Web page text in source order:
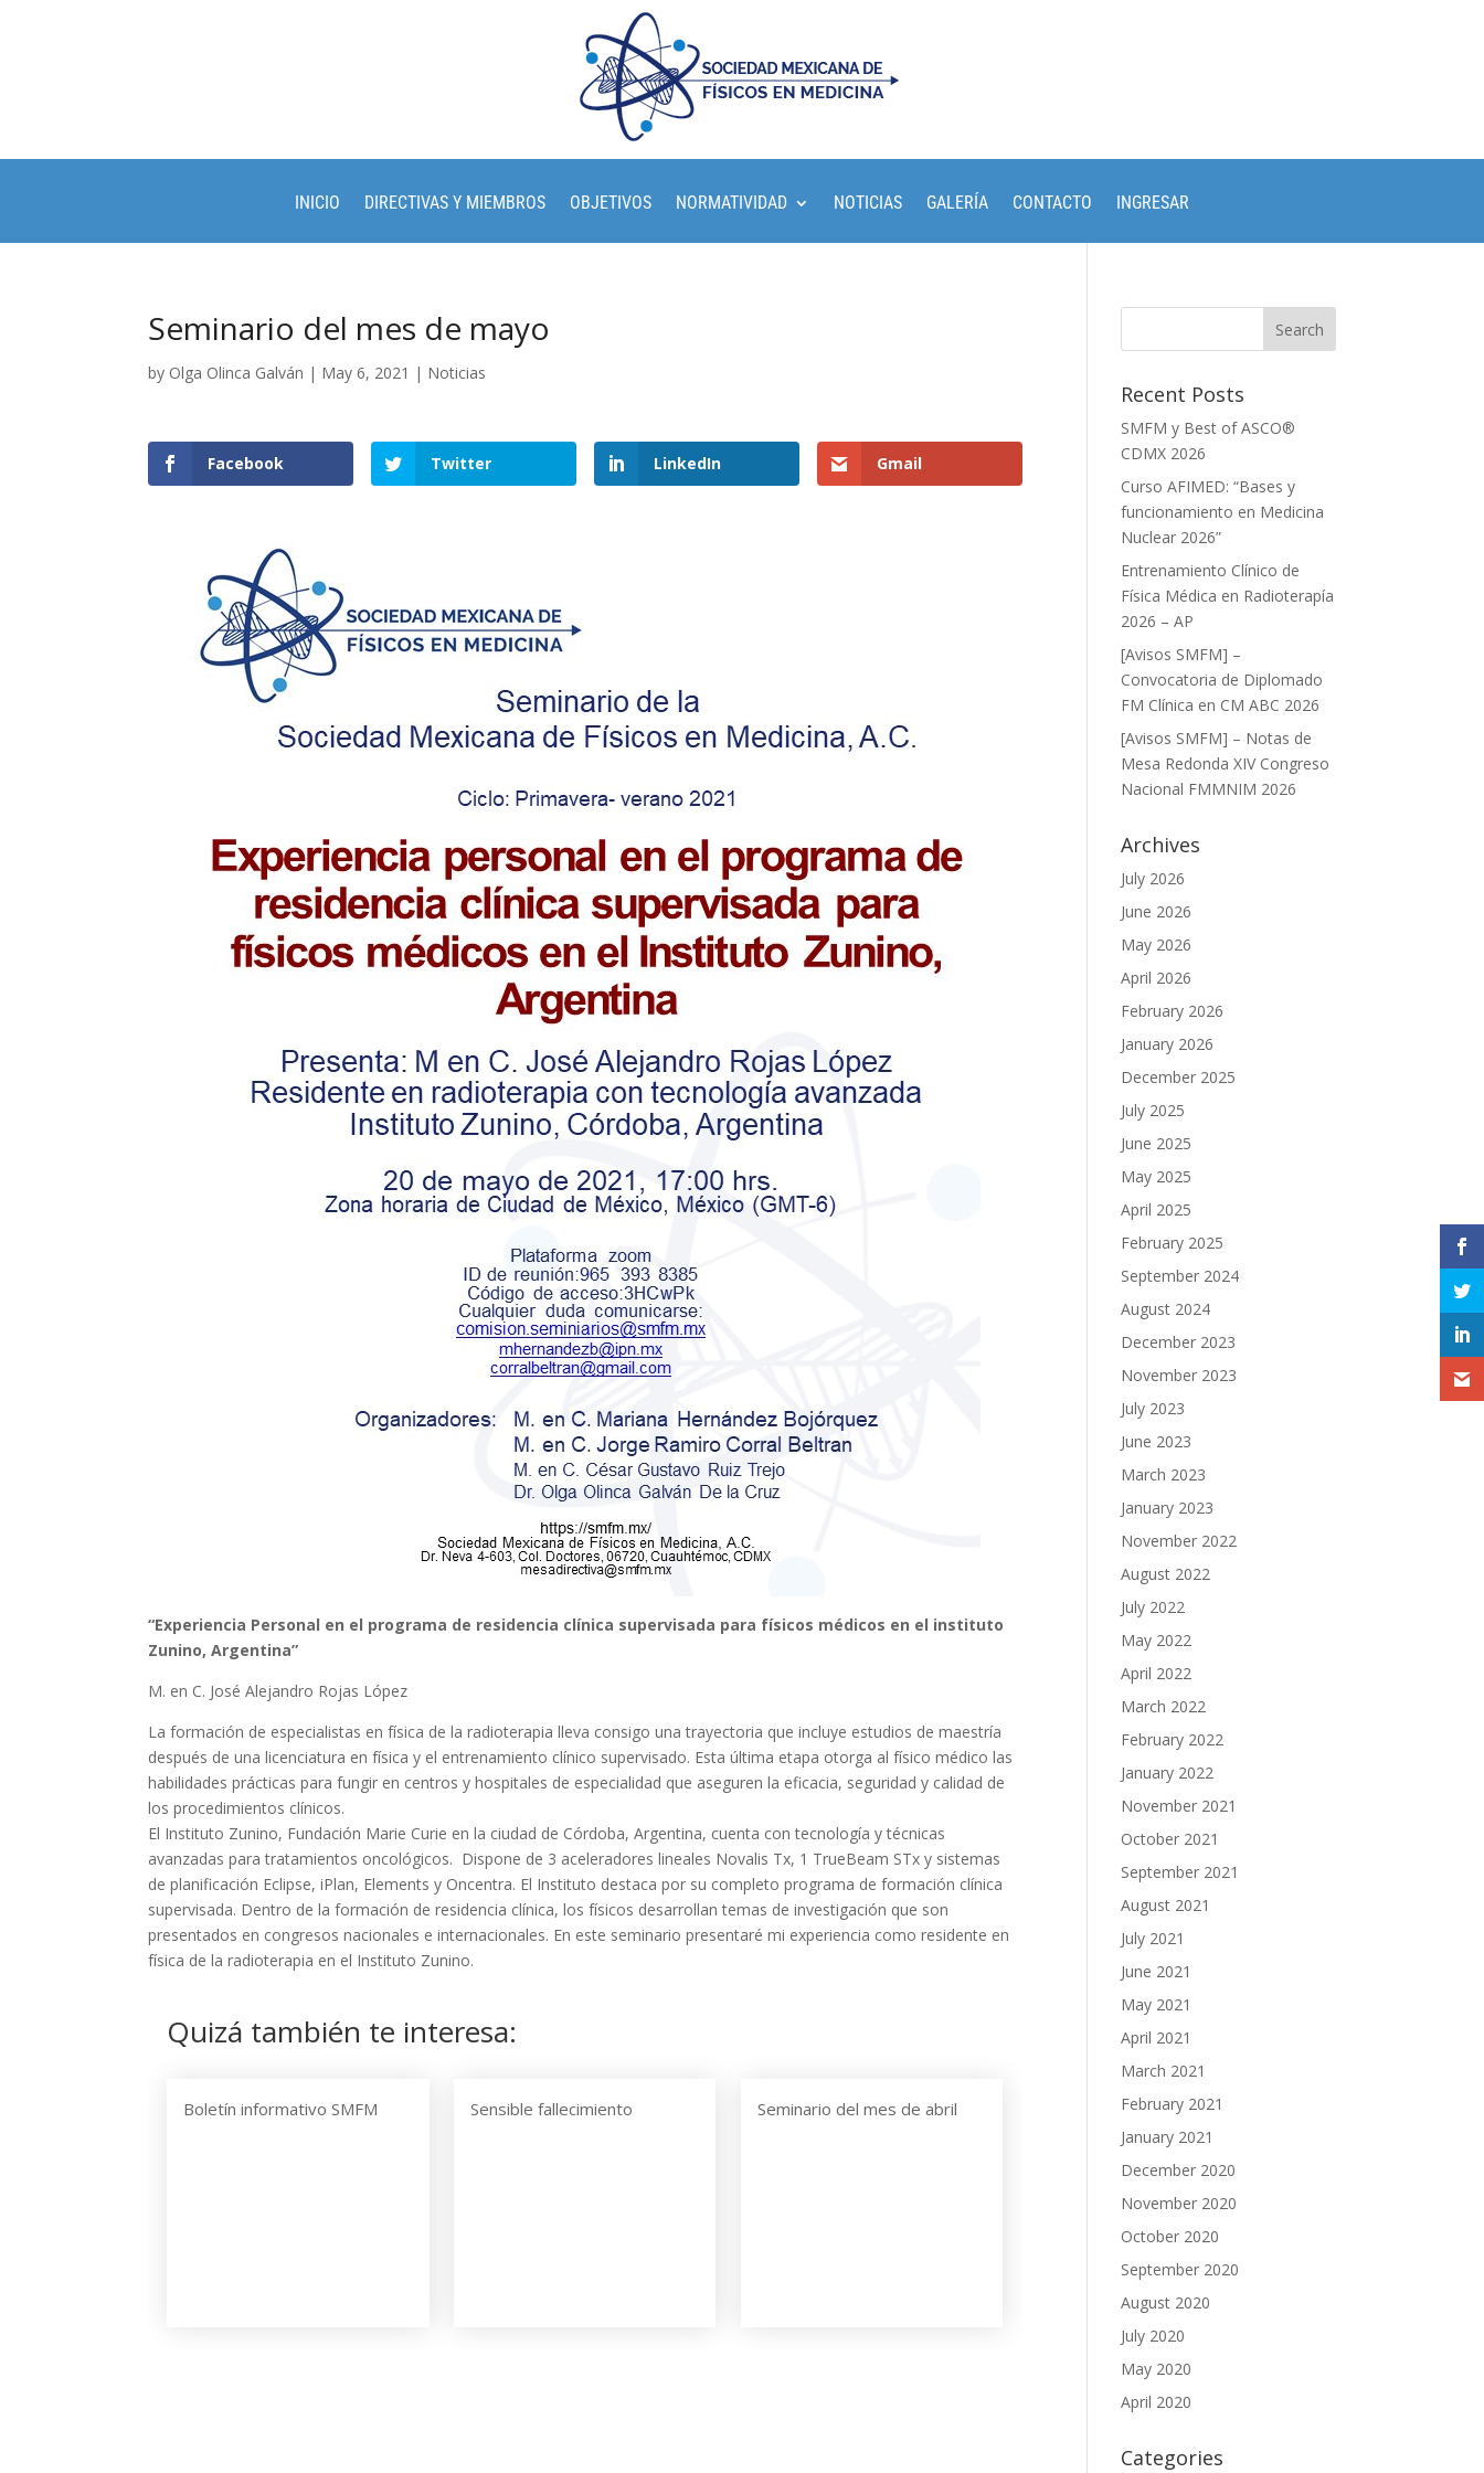
INICIO DIRECTIVAS Y MIEMBROS OBJETIVOS NORMATIVIDAD NOTICIAS GALERÍA CONTACTO INGRESAR
Seminario del mes de mayo
by Olga Olinca Galván | May 6, 2021 | Noticias
Facebook Twitter LinkedIn Gmail
“Experiencia Personal en el programa de residencia clínica supervisada para físicos médicos en el instituto
Zunino, Argentina”
M. en C. José Alejandro Rojas López
La formación de especialistas en física de la radioterapia lleva consigo una trayectoria que incluye estudios de maestría
después de una licenciatura en física y el entrenamiento clínico supervisado. Esta última etapa otorga al físico médico las
habilidades prácticas para fungir en centros y hospitales de especialidad que aseguren la eficacia, seguridad y calidad de
los procedimientos clínicos.
El Instituto Zunino, Fundación Marie Curie en la ciudad de Córdoba, Argentina, cuenta con tecnología y técnicas
avanzadas para tratamientos oncológicos. Dispone de 3 aceleradores lineales Novalis Tx, 1 TrueBeam STx y sistemas
de planificación Eclipse, iPlan, Elements y Oncentra. El Instituto destaca por su completo programa de formación clínica
supervisada. Dentro de la formación de residencia clínica, los físicos desarrollan temas de investigación que son
presentados en congresos nacionales e internacionales. En este seminario presentaré mi experiencia como residente en
física de la radioterapia en el Instituto Zunino.
Quizá también te interesa:
Boletín informativo SMFM Sensible fallecimiento Seminario del mes de abril
Recent Posts
SMFM y Best of ASCO®
CDMX 2026
Curso AFIMED: “Bases y
funcionamiento en Medicina
Nuclear 2026”
Entrenamiento Clínico de
Física Médica en Radioterapía
2026 – AP
[Avisos SMFM] –
Convocatoria de Diplomado
FM Clínica en CM ABC 2026
[Avisos SMFM] – Notas de
Mesa Redonda XIV Congreso
Nacional FMMNIM 2026
Archives
July 2026
June 2026
May 2026
April 2026
February 2026
January 2026
December 2025
July 2025
June 2025
May 2025
April 2025
February 2025
September 2024
August 2024
December 2023
November 2023
July 2023
June 2023
March 2023
January 2023
November 2022
August 2022
July 2022
May 2022
April 2022
March 2022
February 2022
January 2022
November 2021
October 2021
September 2021
August 2021
July 2021
June 2021
May 2021
April 2021
March 2021
February 2021
January 2021
December 2020
November 2020
October 2020
September 2020
August 2020
July 2020
May 2020
April 2020
Categories